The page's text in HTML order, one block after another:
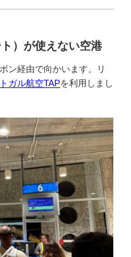
）が使えない空港
ン経由で向かいます。リ
ガル航空TAPを利用しまし